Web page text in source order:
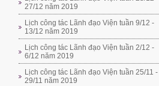
27/12 năm 2019
Lịch công tác Lãnh đạo Viện tuần 9/12 -
13/12 năm 2019
Lịch công tác Lãnh đạo Viện tuần 2/12 -
6/12 năm 2019
Lịch công tác Lãnh đạo Viện tuần 25/11 -
29/11 năm 2019